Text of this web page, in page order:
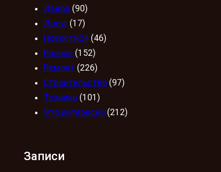
Двери (90)
Досуг (17)
Новости24 (46)
Разное (152)
Ремонт (226)
Строительство (97)
Техника (101)
Это интересно (212)
Записи